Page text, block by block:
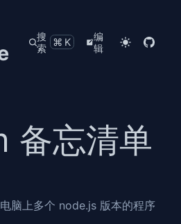
搜
索
⌘K
编
辑
备忘清单
脑上多个 node.js 版本的程序